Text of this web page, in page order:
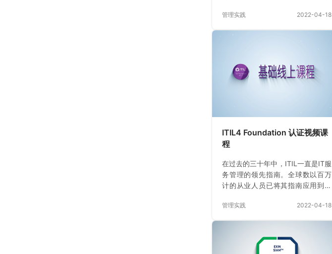
践;? DevOps 的实际应用.总结EXIN
IT 专业人员掌握关于 DevOps 的基
认证确认是否了解 DevOps 的起源
以及 DevOps原则和实践对组织的
管理实践 2022-04-18
ITIL4 Foundation 认证视频课
程
在过去的三十年中，ITIL一直是IT服
务管理的领先指南。全球数以百万
计的从业人员已将其指南应用到日
的支持领域之一提供了结构化的方
年初发布。新的ITIL 4迈出重要一
步，涵盖了最新的IT服务发展趋
管理实践 2022-04-18